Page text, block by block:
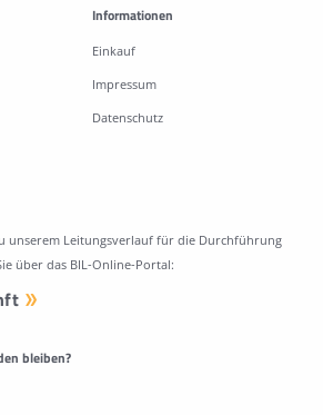
Informationen
Einkauf
Impressum
Datenschutz
unserem Leitungsverlauf für die Durchführung
über das BIL-Online-Portal:
bleiben?